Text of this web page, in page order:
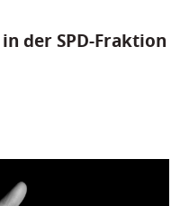
der SPD-Fraktion